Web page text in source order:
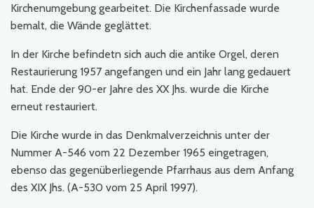
Kirchenumgebung gearbeitet. Die Kirchenfassade wurde
bemalt, die Wände geglättet.
In der Kirche befindetn sich auch die antike Orgel, deren
Restaurierung 1957 angefangen und ein Jahr lang gedauert
hat. Ende der 90-er Jahre des XX Jhs. wurde die Kirche
erneut restauriert.
Die Kirche wurde in das Denkmalverzeichnis unter der
Nummer A-546 vom 22 Dezember 1965 eingetragen,
ebenso das gegenüberliegende Pfarrhaus aus dem Anfang
des XIX Jhs. (A-530 vom 25 April 1997).